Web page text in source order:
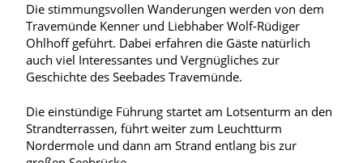
Die stimmungsvollen Wanderungen werden von dem
Travemünde Kenner und Liebhaber Wolf-Rüdiger
Ohlhoff geführt. Dabei erfahren die Gäste natürlich
auch viel Interessantes und Vergnügliches zur
Geschichte des Seebades Travemünde.
Die einstündige Führung startet am Lotsenturm an den
Strandterrassen, führt weiter zum Leuchtturm
Nordermole und dann am Strand entlang bis zur